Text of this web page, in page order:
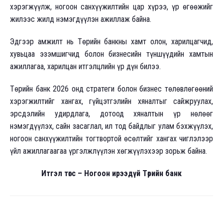
хэрэгжүүлж, ногоон санхүүжилтийн цар хүрээ, үр өгөөжийг
жилээс жилд нэмэгдүүлэн ажиллаж байна.
Эдгээр амжилт нь Төрийн банкны хамт олон, харилцагчид,
хувьцаа эзэмшигчид болон бизнесийн түншүүдийн хамтын
ажиллагаа, харилцан итгэлцлийн үр дүн билээ.
Төрийн банк 2026 онд стратеги болон бизнес төлөвлөгөөний
хэрэгжилтийг хангах, гүйцэтгэлийн хяналтыг сайжруулах,
эрсдэлийн удирдлага, дотоод хяналтын үр нөлөөг
нэмэгдүүлэх, сайн засаглал, ил тод байдлыг улам бэхжүүлэх,
ногоон санхүүжилтийн тогтвортой өсөлтийг хангах чиглэлээр
үйл ажиллагаагаа үргэлжлүүлэн хөгжүүлэхээр зорьж байна.
Итгэл төгс – Ногоон ирээдүй Төрийн банк